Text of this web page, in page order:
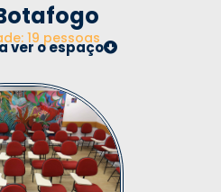
19 pessoas
ver o espaço